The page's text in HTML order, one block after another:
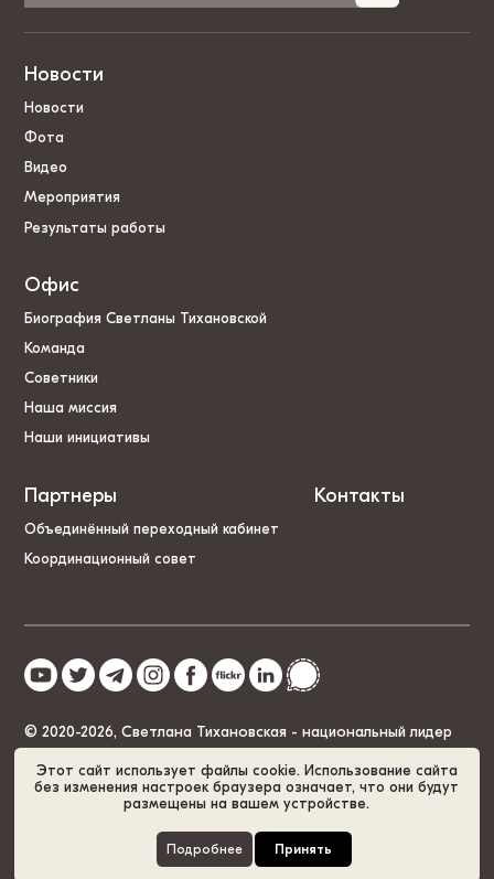
Этот сайт использует файлы cookie. Использование сайта
без изменения настроек браузера означает, что они будут
размещены на вашем устройстве.
Подробнее Принять
Новости
Новости
Фота
Видео
Мероприятия
Результаты работы
Офис
Биография Светланы Тихановской
Команда
Советники
Наша миссия
Наши инициативы
Партнеры
Объединённый переходный кабинет
Координационный совет
Контакты
© 2020-2026, Светлана Тихановская - национальный лидер